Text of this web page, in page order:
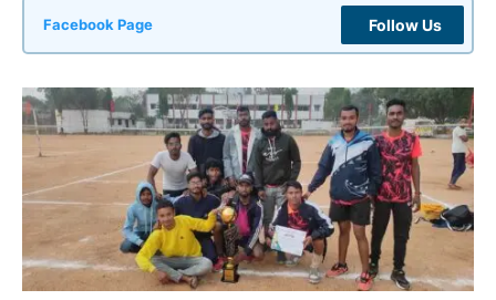
Facebook Page Follow Us